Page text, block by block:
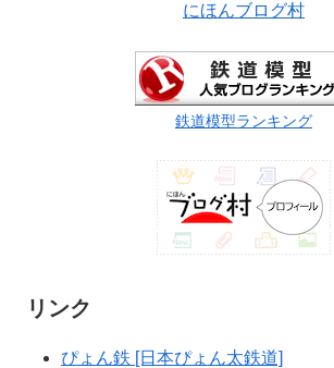
にほんブログ村
鉄道模型ランキング
リンク
ぴょん鉄 [日本ぴょん太鉄道]